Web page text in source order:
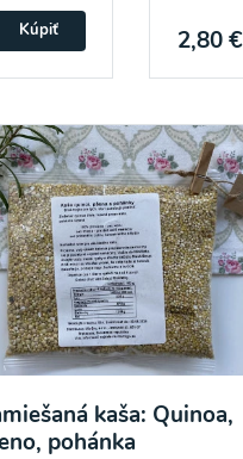
Kúpiť 2,80 €
kaša: Quinoa,
pohánka